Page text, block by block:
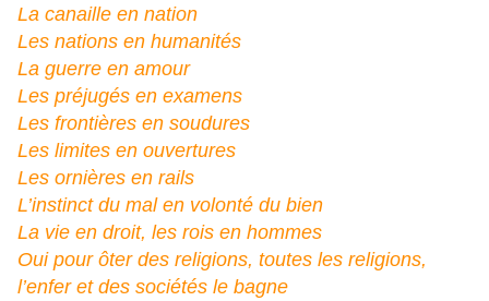
La canaille en nation
Les nations en humanités
La guerre en amour
Les préjugés en examens
Les frontières en soudures
Les limites en ouvertures
Les ornières en rails
L’instinct du mal en volonté du bien
La vie en droit, les rois en hommes
Oui pour ôter des religions, toutes les religions,
l’enfer et des sociétés le bagne